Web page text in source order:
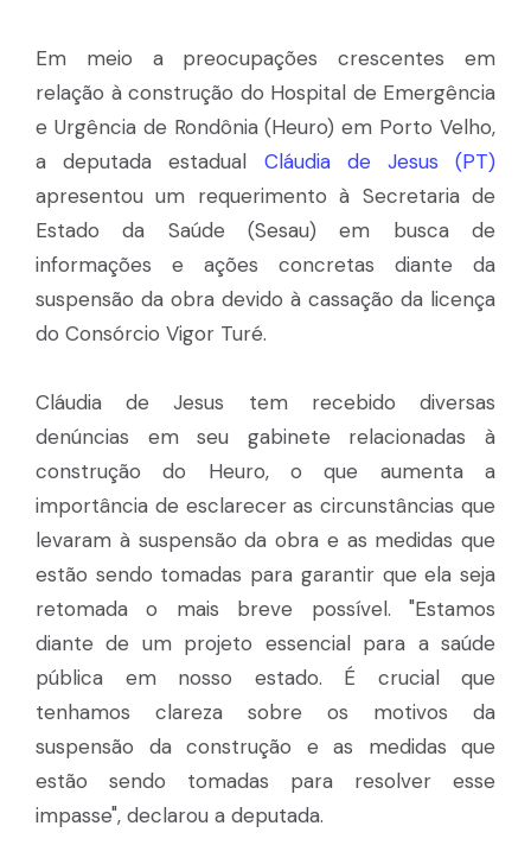
Em meio a preocupações crescentes em
relação à construção do Hospital de Emergência
e Urgência de Rondônia (Heuro) em Porto Velho,
a deputada estadual Cláudia de Jesus (PT)
apresentou um requerimento à Secretaria de
Estado da Saúde (Sesau) em busca de
informações e ações concretas diante da
suspensão da obra devido à cassação da licença
do Consórcio Vigor Turé.
Cláudia de Jesus tem recebido diversas
denúncias em seu gabinete relacionadas à
construção do Heuro, o que aumenta a
importância de esclarecer as circunstâncias que
levaram à suspensão da obra e as medidas que
estão sendo tomadas para garantir que ela seja
retomada o mais breve possível. "Estamos
diante de um projeto essencial para a saúde
pública em nosso estado. É crucial que
tenhamos clareza sobre os motivos da
suspensão da construção e as medidas que
estão sendo tomadas para resolver esse
impasse", declarou a deputada.